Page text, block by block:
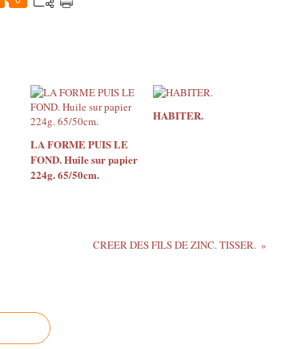
LA FORME PUIS LE
FOND. Huile sur papier
224g. 65/50cm.
HABITER.
CREER DES FILS DE ZINC. TISSER.